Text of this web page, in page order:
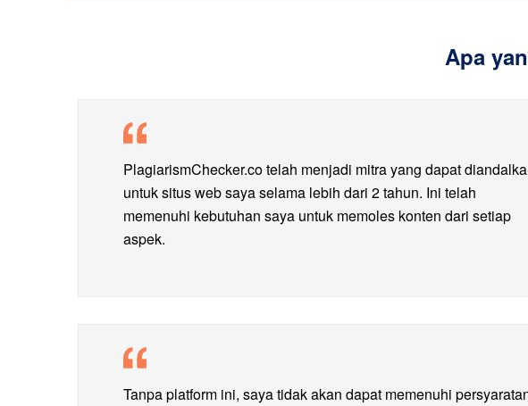
Apa
PlagiarismChecker.co telah menjadi mitra yang dapat
untuk situs web saya selama lebih dari 2 tahun. Ini telah
memenuhi kebutuhan saya untuk memoles konten dari setiap
aspek.
Tanpa platform ini, saya tidak akan dapat memenuhi